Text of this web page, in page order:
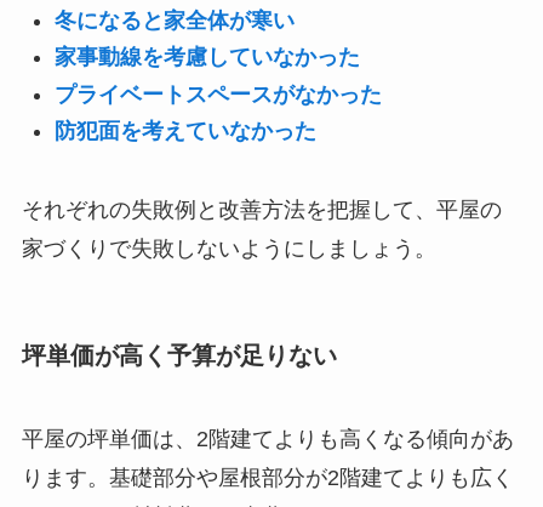
冬になると家全体が寒い
家事動線を考慮していなかった
プライベートスペースがなかった
防犯面を考えていなかった
それぞれの失敗例と改善方法を把握して、平屋の
家づくりで失敗しないようにしましょう。
坪単価が高く予算が足りない
平屋の坪単価は、2階建てよりも高くなる傾向があ
ります。基礎部分や屋根部分が2階建てよりも広く